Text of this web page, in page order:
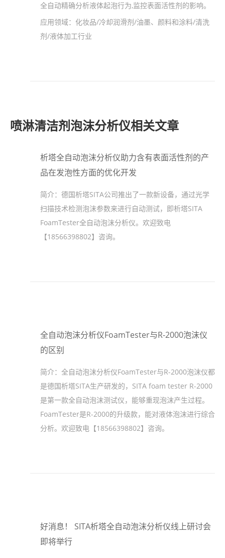
全自动精确分析液体起泡行为,监控表面活性剂的影响。
应用领域： 化妆品/冷却润滑剂/油墨、颜料和涂料/清洗
剂/液体加工行业
喷淋清洁剂泡沫分析仪相关文章
析塔全自动泡沫分析仪助力含有表面活性剂的产
品在发泡性方面的优化开发
简介： 德国析塔SITA公司推出了一款新设备，通过光学
扫描技术检测泡沫参数来进行自动测试，即析塔SITA
FoamTester全自动泡沫分析仪。欢迎致电
【18566398802】咨询。
全自动泡沫分析仪FoamTester与R-2000泡沫仪
的区别
简介： 全自动泡沫分析仪FoamTester与R-2000泡沫仪都
是德国析塔SITA生产研发的，SITA foam tester R-2000
是第一款全自动泡沫测试仪，能够重现泡沫产生过程。
FoamTester是R-2000的升级款，能对液体泡沫进行综合
分析。欢迎致电【18566398802】咨询。
好消息！ SITA析塔全自动泡沫分析仪线上研讨会
即将举行